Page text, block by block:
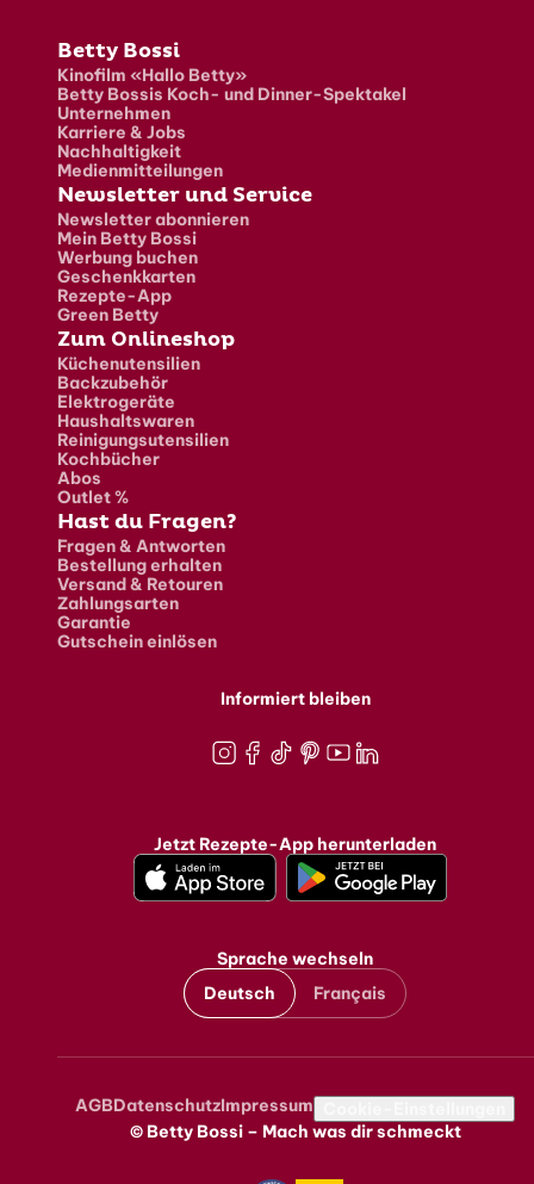
Fusszeile
Betty Bossi
Kinofilm «Hallo Betty»
Betty Bossis Koch- und Dinner-Spektakel
Unternehmen
Karriere & Jobs
Nachhaltigkeit
Medienmitteilungen
Newsletter und Service
Newsletter abonnieren
Mein Betty Bossi
Werbung buchen
Geschenkkarten
Rezepte-App
Green Betty
Zum Onlineshop
Küchenutensilien
Backzubehör
Elektrogeräte
Haushaltswaren
Reinigungsutensilien
Kochbücher
Abos
Outlet %
Hast du Fragen?
Fragen & Antworten
Bestellung erhalten
Versand & Retouren
Zahlungsarten
Garantie
Gutschein einlösen
Informiert bleiben
Jetzt Rezepte-App herunterladen
Sprache wechseln
Deutsch
Français
Metanavigation
AGBDatenschutzImpressum
© Betty Bossi – Mach was dir schmeckt